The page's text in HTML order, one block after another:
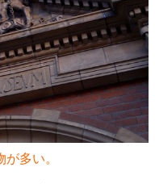
多い。